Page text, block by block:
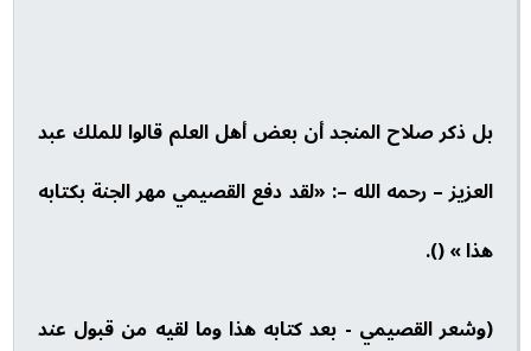
بل ذكر صلاح المنجد أن بعض أهل العلم قالوا للملك عبد
العزيز – رحمه الله –: «لقد دفع القصيمي مهر الجنة بكتابه
هذا » ().
(وشعر القصيمي - بعد كتابه هذا وما لقيه من قبول عند